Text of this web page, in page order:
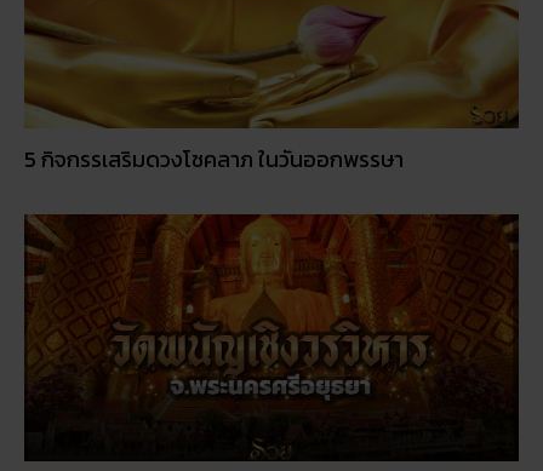
5 กิจกรรเสริมดวงโชคลาภ ในวันออกพรรษา